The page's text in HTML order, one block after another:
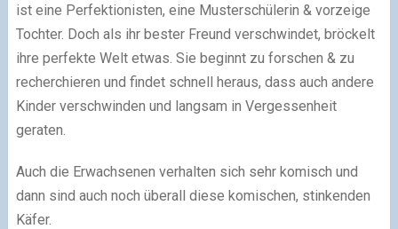
ist eine Perfektionisten, eine Musterschülerin & vorzeige
Tochter. Doch als ihr bester Freund verschwindet, bröckelt
ihre perfekte Welt etwas. Sie beginnt zu forschen & zu
recherchieren und findet schnell heraus, dass auch andere
Kinder verschwinden und langsam in Vergessenheit
geraten.
Auch die Erwachsenen verhalten sich sehr komisch und
dann sind auch noch überall diese komischen, stinkenden
Käfer.